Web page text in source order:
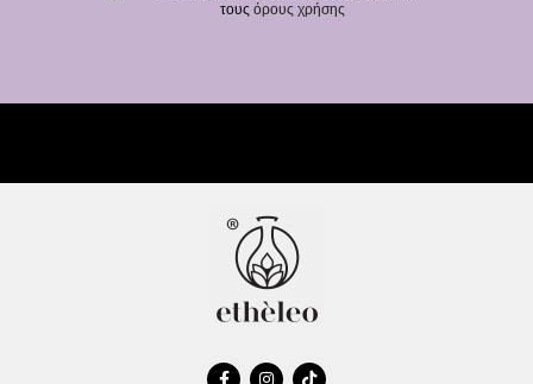
τουςόρους χρήσης